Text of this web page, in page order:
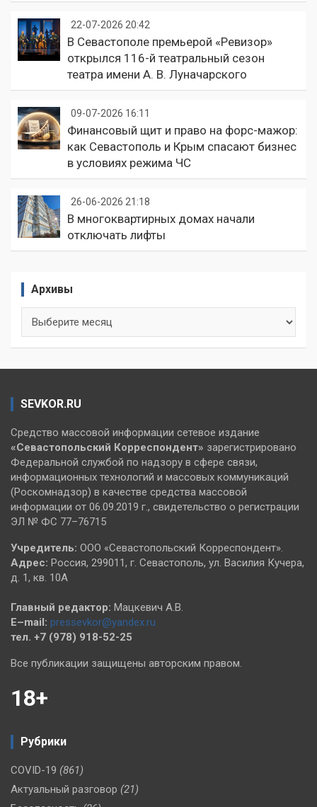
22-07-2026 20:42
В Севастополе премьерой «Ревизор»
открылся 116-й театральный сезон
театра имени А. В. Луначарского
09-07-2026 16:11
Финансовый щит и право на форс-мажор:
как Севастополь и Крым спасают бизнес
в условиях режима ЧС
26-06-2026 21:18
В многоквартирных домах начали
отключать лифты
Архивы
SEVKOR.RU
Средство массовой информации сетевое издание
«Севастопольский Корреспондент» зарегистрировано
Федеральной службой по надзору в сфере связи,
информационных технологий и массовых коммуникаций
(Роскомнадзор) в качестве средства массовой
информации от 06.09.2019 г., свидетельство о регистрации
ЭЛ № ФС 77–76715
Учредитель: ООО «Севастопольский Корреспондент».
Адрес: Россия, 299011, г. Севастополь, ул. Василия Кучера,
д. 1, кв. 10А
Главный редактор: Мацкевич А.В.
E–mail: pressevkor@yandex.ru
тел. +7 (978) 918-52-25
Все публикации защищены авторским правом.
18+
Рубрики
COVID-19 (861)
Актуальный разговор (21)